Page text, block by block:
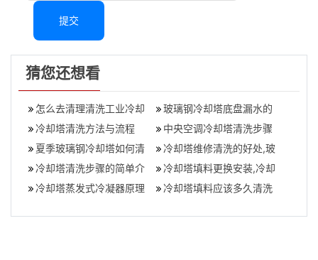
提交
猜您还想看
怎么去清理清洗工业冷却
塔
玻璃钢冷却塔底盘漏水的
原因及处理办法
冷却塔清洗方法与流程
中央空调冷却塔清洗步骤
(中央空调冷却塔如何进行
清洗)
夏季玻璃钢冷却塔如何清
理,不锈钢水塔怎么清洗
冷却塔维修清洗的好处,玻
璃钢冷却塔清洗厂家哪家
好？
冷却塔清洗步骤的简单介
绍
冷却塔填料更换安装,冷却
塔清洗方法步骤流程
冷却塔蒸发式冷凝器原理
冷却塔填料应该多久清洗